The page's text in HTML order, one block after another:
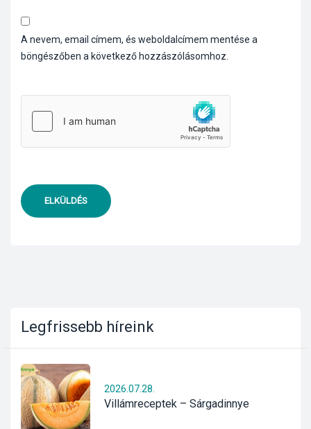
A nevem, email címem, és weboldalcímem mentése a
böngészőben a következő hozzászólásomhoz.
ELKÜLDÉS
Legfrissebb híreink
Villámreceptek – Sárgadinnye
2026.07.28.